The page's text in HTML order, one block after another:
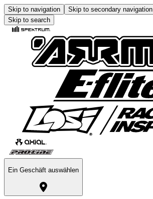
Skip to navigation Skip to secondary navigation
Skip to search
Ein Geschäft auswählen